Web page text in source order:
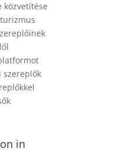
közvetítése
szereplők
in